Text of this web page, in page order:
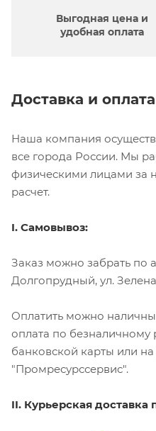
Выгодная цена и
удобная оплата
Доставка и оплата
Наша компания
все города России. Мы
физическими лицами за
расчет.
I. Самовывоз:
Заказ можно забрать по
Долгопрудный, ул.
Оплатить можно
оплата по
банковской карты или
"Промресурссервис".
II. Курьерская доставка